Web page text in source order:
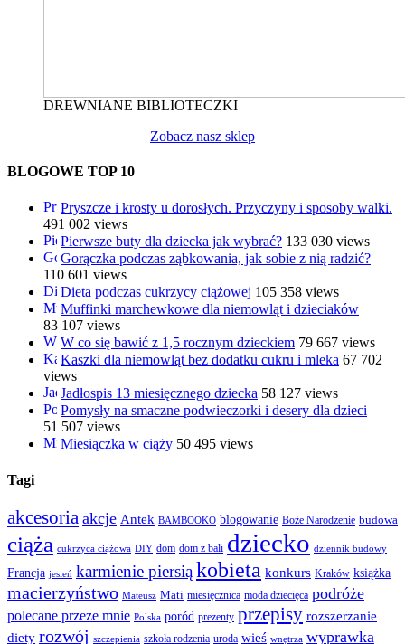
DREWNIANE BIBLIOTECZKI
Zobacz nasz sklep
BLOGOWE TOP 10
Pryszcze i krosty u dorosłych. Przyczyny i sposoby walki.
491 002 views
Pierwsze buty dla dziecka jak wybrać? 133 030 views
Gorączka podczas ząbkowania, jak sobie z nią radzić?
110 601 views
Dieta podczas cukrzycy ciążowej 105 358 views
Muffinki marchewkowe dla niemowląt i dzieciaków
83 107 views
W co się bawić z 1,5 rocznym dzieckiem 79 667 views
Kaszki dla niemowląt bez dodatku cukru i mleka 67 702
views
Jadłospis 13 miesięcznego dziecka 58 127 views
Pomysły na smaczne podwieczorki i desery dla dzieci
51 507 views
Miesiączka w ciąży 50 495 views
Tagi
akcesoria akcje Antek BAMBOOKO blogowanie Boże Narodzenie budowa
ciąża cukrzyca ciążowa DIY dom dom z bali dziecko dziennik budowy
Francja jesień karmienie piersiąkobieta konkurs Kraków książka
macierzyństwo Mateusz Mati miesięcznica moda dziecięca podróże
polecane przeze mnie Polska poród prezenty przepisy rozszerzanie
diety rozwój szczepienia szkoła rodzenia uroda wieś wnętrza wyprawka